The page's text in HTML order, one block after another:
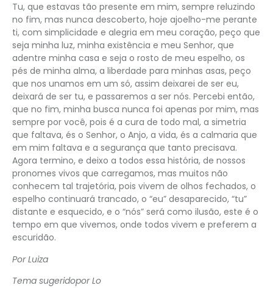
Tu, que estavas tão presente em mim, sempre reluzindo
no fim, mas nunca descoberto, hoje ajoelho-me perante
ti, com simplicidade e alegria em meu coração, peço que
seja minha luz, minha existência e meu Senhor, que
adentre minha casa e seja o rosto de meu espelho, os
pés de minha alma, a liberdade para minhas asas, peço
que nos unamos em um só, assim deixarei de ser eu,
deixará de ser tu, e passaremos a ser nós. Percebi então,
que no fim, minha busca nunca foi apenas por mim, mas
sempre por você, pois é a cura de todo mal, a simetria
que faltava, és o Senhor, o Anjo, a vida, és a calmaria que
em mim faltava e a segurança que tanto precisava.
Agora termino, e deixo a todos essa história, de nossos
pronomes vivos que carregamos, mas muitos não
conhecem tal trajetória, pois vivem de olhos fechados, o
espelho continuará trancado, o “eu” desaparecido, “tu”
distante e esquecido, e o “nós” será como ilusão, este é o
tempo em que vivemos, onde todos vivem e preferem a
escuridão.
Por Luiza
Tema sugeridopor Lo